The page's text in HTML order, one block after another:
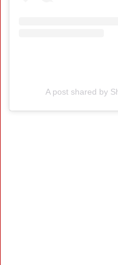
A post shared by